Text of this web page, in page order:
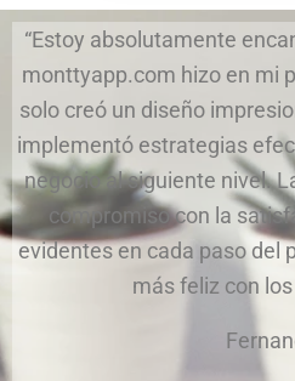
“Estoy absolutamente
monttyapp.com hizo en mi
solo creó un diseño
implementó estrategias
negocio al siguiente nivel.
compromiso con la
evidentes en cada paso del
más feliz con